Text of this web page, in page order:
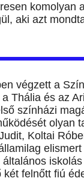
komolyan
aki azt
végzett a
Thália és az
színházi
olyan
Koltai
felnőtt fiú